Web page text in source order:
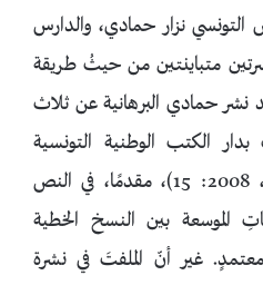
التونسي نزار حمادي، والدارس
متباينتين من حيثُ طريقة
نشر حمادي البرهانية عن ثلاث
الكتب الوطنية التونسية
(مقدمة التحقيق: السلالجي، 2008: 15)، مقدمًا، في النص
الموسعة بين النسخ الخطية
غير أنّ الملفتَ في نشرة